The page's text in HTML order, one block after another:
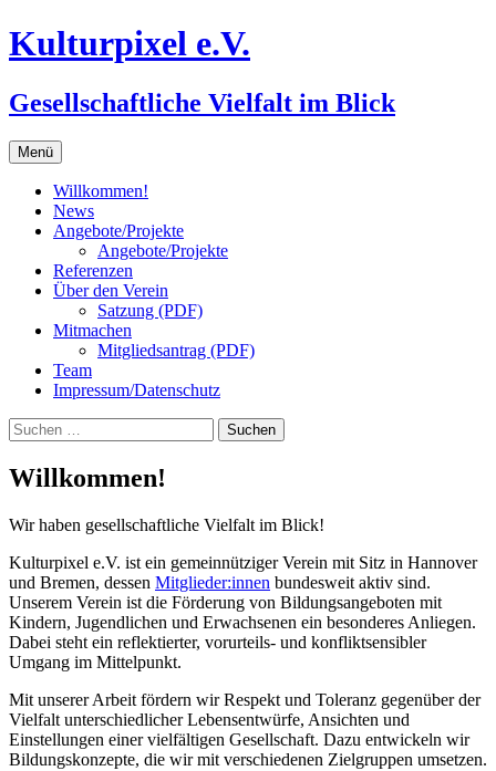
Zum
Inhalt
Kulturpixel e.V.
Gesellschaftliche Vielfalt im Blick
Menü
Willkommen!
News
Angebote/Projekte
Angebote/Projekte
Referenzen
Über den Verein
Satzung (PDF)
Mitmachen
Mitgliedsantrag (PDF)
Team
Impressum/Datenschutz
Suchen
nach:
Willkommen!
Wir haben gesellschaftliche Vielfalt im Blick!
Kulturpixel e.V. ist ein gemeinnütziger Verein mit Sitz in Hannover
und Bremen, dessen Mitglieder:innen bundesweit aktiv sind.
Unserem Verein ist die Förderung von Bildungsangeboten mit
Kindern, Jugendlichen und Erwachsenen ein besonderes Anliegen.
Dabei steht ein reflektierter, vorurteils- und konfliktsensibler
Umgang im Mittelpunkt.
Mit unserer Arbeit fördern wir Respekt und Toleranz gegenüber der
Vielfalt unterschiedlicher Lebensentwürfe, Ansichten und
Einstellungen einer vielfältigen Gesellschaft. Dazu entwickeln wir
Bildungskonzepte, die wir mit verschiedenen Zielgruppen umsetzen.